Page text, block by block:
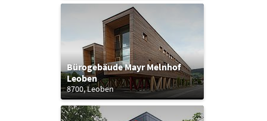
Bürogebäude Mayr Melnhof
Leoben
8700, Leoben